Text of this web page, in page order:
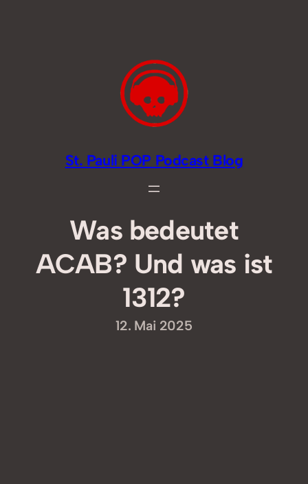
St. Pauli POP Podcast Blog
Was bedeutet
ACAB? Und was ist
1312?
12. Mai 2025